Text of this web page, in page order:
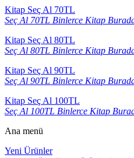
Kitap Seç Al 70TL
Seç Al 70TL Binlerce Kitap
Kitap Seç Al 80TL
Seç Al 80TL Binlerce Kitap
Kitap Seç Al 90TL
Seç Al 90TL Binlerce Kitap
Kitap Seç Al 100TL
Seç Al 100TL Binlerce Kitap
Ana menü
Yeni Ürünler